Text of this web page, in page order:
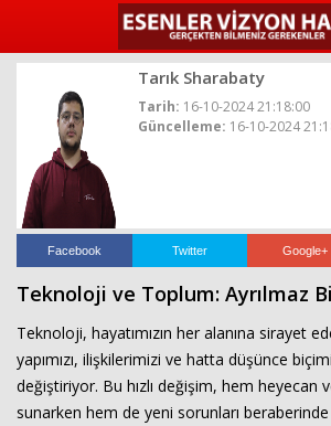
Tarık Sharabaty
Tarih: 16-10-2024 21:18:00
Güncelleme: 16-10-2024
Facebook Twitter Google+
Teknoloji ve Toplum: Ayrılmaz
Teknoloji, hayatımızın her alanına sirayet
yapımızı, ilişkilerimizi ve hatta düşünce
değiştiriyor. Bu hızlı değişim, hem heyecan
sunarken hem de yeni sorunları